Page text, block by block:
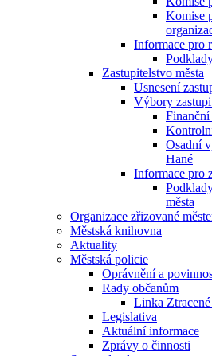
Komise
Informace pro
Zastupitelstvo města
Usnesení
Výbory
Osadní
Hané
Informace pro
města
Organizace zřizované
Městská knihovna
Aktuality
Městská policie
Oprávnění a
Rady občanům
Linka
Legislativa
Aktuální informace
Zprávy o činnosti